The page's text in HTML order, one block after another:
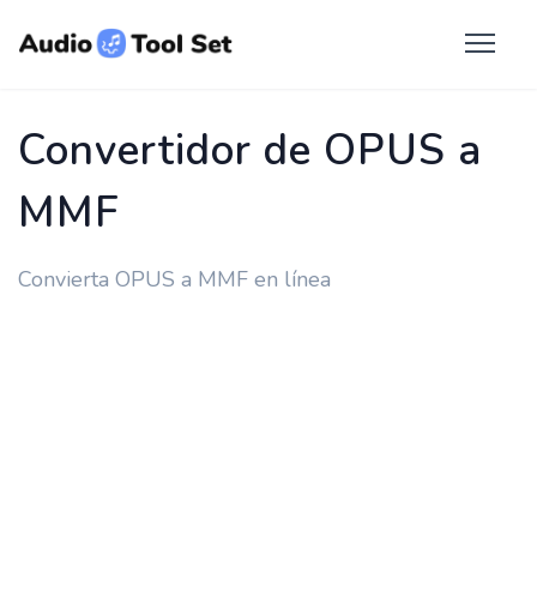
Convertidor de OPUS a
MMF
Convierta OPUS a MMF en línea